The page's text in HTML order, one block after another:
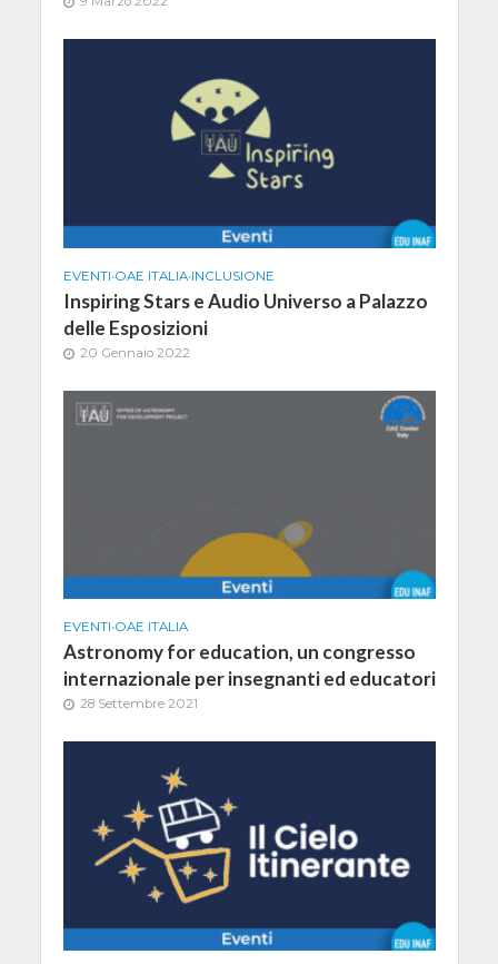
EVENTI•OAE ITALIA•INCLUSIONE
Inspiring Stars e Audio Universo a Palazzo
delle Esposizioni
20 Gennaio 2022
EVENTI•OAE ITALIA
Astronomy for education, un congresso
internazionale per insegnanti ed educatori
28 Settembre 2021